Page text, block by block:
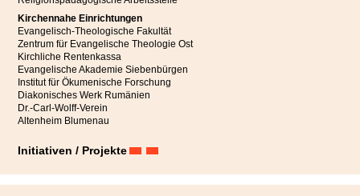
Kirchennahe Einrichtungen
Evangelisch-Theologische Fakultät
Zentrum für Evangelische Theologie Ost
Kirchliche Rentenkassa
Evangelische Akademie Siebenbürgen
Institut für Ökumenische Forschung
Diakonisches Werk Rumänien
Dr.-Carl-Wolff-Verein
Altenheim Blumenau
Initiativen / Projekte